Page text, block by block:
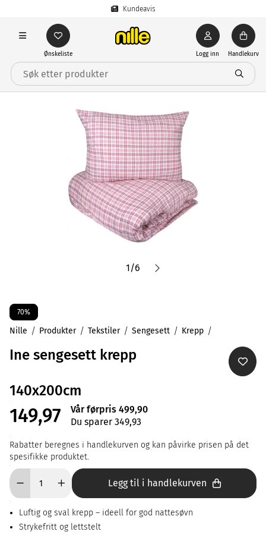
Kundeavis
Ønskeliste Logg inn Handlekurv
1/6
70%
Nille Produkter Tekstiler Sengesett Krepp
Ine sengesett krepp
140x200cm
149,97
Vår førpris 499,90
Du sparer 349,93
Rabatter beregnes i handlekurven og kan påvirke prisen på det
spesifikke produktet.
Legg til i handlekurven
Luftig og sval krepp – ideell for god nattesøvn
Strykefritt og lettstelt